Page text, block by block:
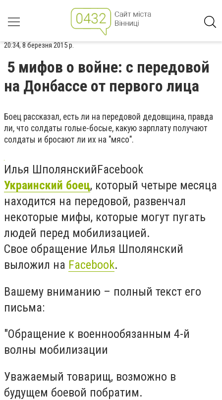
20:34, 8 березня 2015 р.
5 мифов о войне: с передовой
на Донбассе от первого лица
Боец рассказал, есть ли на передовой дедовщина, правда
ли, что солдаты голые-босые, какую зарплату получают
солдаты и бросают ли их на "мясо".
Илья ШполянскийFacebook
Украинский боец, который четыре месяца
находится на передовой, развенчал
некоторые мифы, которые могут пугать
людей перед мобилизацией.
Свое обращение Илья Шполянский
выложил на Facebook.
Вашему вниманию – полный текст его
письма:
"Обращение к военнообязанным 4-й
волны мобилизации
Уважаемый товарищ, возможно в
будущем боевой побратим.